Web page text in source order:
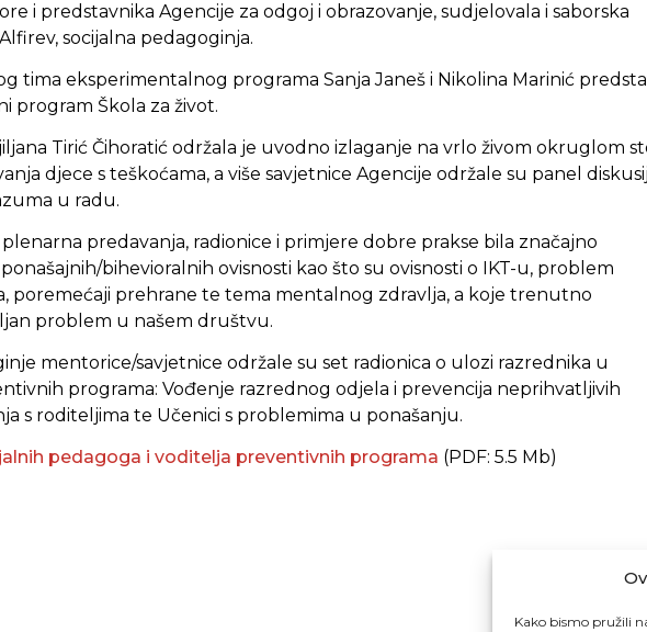
Kako bismo pružili
i predstavnika Agencije za odgoj i obrazovanje, sudjelovala i saborska
socijalna pedagoginja.
tima eksperimentalnog programa Sanja Janeš i Nikolina Marinić
program Škola za život.
Tirić Čihoratić održala je uvodno izlaganje na vrlo živom okruglom
djece s teškoćama, a više savjetnice Agencije održale su panel
u radu.
predavanja, radionice i primjere dobre prakse bila značajno
bihevioralnih ovisnosti kao što su ovisnosti o IKT-u, problem
poremećaji prehrane te tema mentalnog zdravlja, a koje trenutno
problem u našem društvu.
mentorice/savjetnice održale su set radionica o ulozi razrednika u
programa: Vođenje razrednog odjela i prevencija neprihvatljivih
s roditeljima te Učenici s problemima u ponašanju.
pedagoga i voditelja preventivnih programa (PDF: 5.5 Mb)